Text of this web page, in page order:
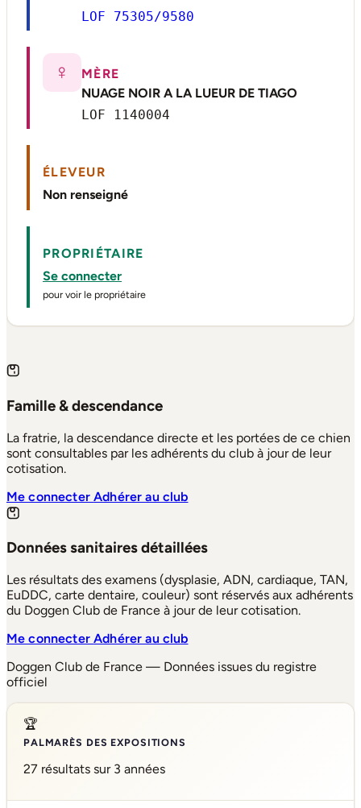
LOF 75305/9580
♀
MÈRE
NUAGE NOIR A LA LUEUR DE TIAGO
LOF 1140004
ÉLEVEUR
Non renseigné
PROPRIÉTAIRE
Se connecter
pour voir le propriétaire
Famille & descendance
La fratrie, la descendance directe et les portées de ce chien
sont consultables par les adhérents du club à jour de leur
cotisation.
Me connecterAdhérer au club
Données sanitaires détaillées
Les résultats des examens (dysplasie, ADN, cardiaque, TAN,
EuDDC, carte dentaire, couleur) sont réservés aux adhérents
du Doggen Club de France à jour de leur cotisation.
Me connecterAdhérer au club
Doggen Club de France — Données issues du registre
officiel
🏆
PALMARÈS DES EXPOSITIONS
27 résultats sur 3 années